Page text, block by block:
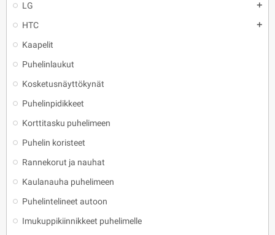
LG add
HTC add
Kaapelit
Puhelinlaukut
Kosketusnäyttökynät
Puhelinpidikkeet
Korttitasku puhelimeen
Puhelin koristeet
Rannekorut ja nauhat
Kaulanauha puhelimeen
Puhelintelineet autoon
Imukuppikiinnikkeet puhelimelle